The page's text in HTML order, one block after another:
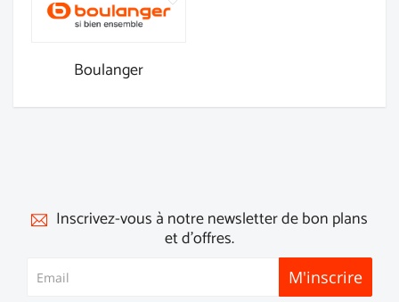
Boulanger
Inscrivez-vous à notre newsletter de bon plans
et d'offres.
M'inscrire